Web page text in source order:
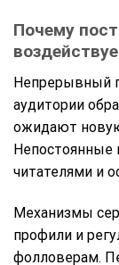
Почему
Непрерывный
аудитории
ожидают
Непостоянные
читателями и
Механизмы
профили и
фолловерам.